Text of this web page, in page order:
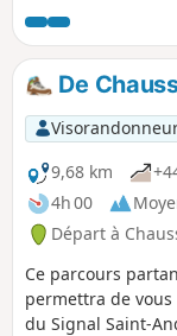
De
9,68 km
4h 00
Départ à
Ce parcours
permettra de
du Signal Saint-